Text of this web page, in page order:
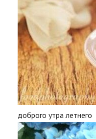
доброго утра летнего